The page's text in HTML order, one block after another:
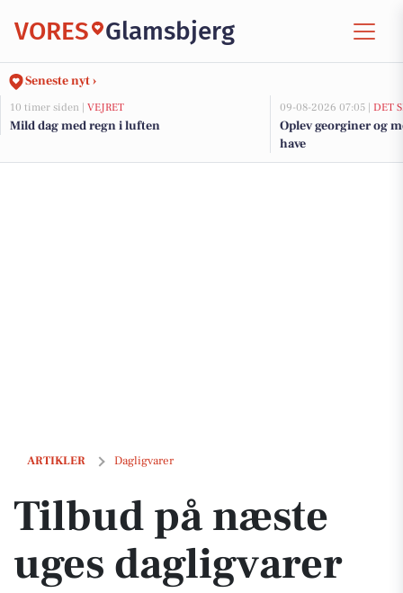
VORES Glamsbjerg
Seneste nyt ›
10 timer siden | VEJRET
Mild dag med regn i luften
09-08-2026 07:05 | DET
Oplev georginer og
have
ARTIKLER Dagligvarer
Tilbud på næste uges dagligvarer
Tilbud på næste
uges dagligvarer